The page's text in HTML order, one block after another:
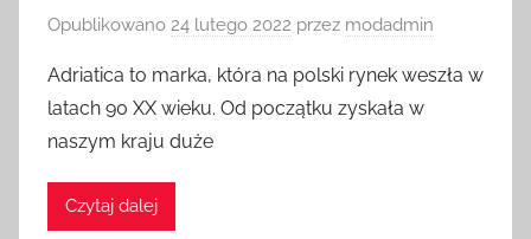
Opublikowano 24 lutego 2022 przez modadmin
Adriatica to marka, która na polski rynek weszła w
latach 90 XX wieku. Od początku zyskała w
naszym kraju duże
Czytaj dalej